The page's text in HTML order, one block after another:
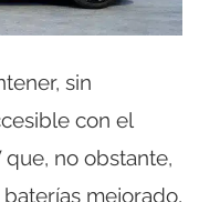
sin
con el
no obstante,
mejorado,